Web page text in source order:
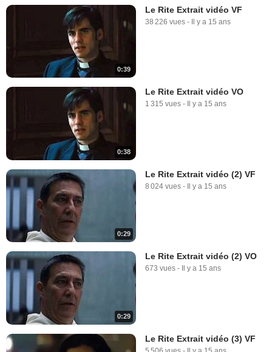
0:39
Le Rite Extrait vidéo VF
38 226 vues - Il y a 15 ans
0:38
Le Rite Extrait vidéo VO
1 315 vues - Il y a 15 ans
0:29
Le Rite Extrait vidéo (2) VF
8 024 vues - Il y a 15 ans
0:29
Le Rite Extrait vidéo (2) VO
673 vues - Il y a 15 ans
Le Rite Extrait vidéo (3) VF